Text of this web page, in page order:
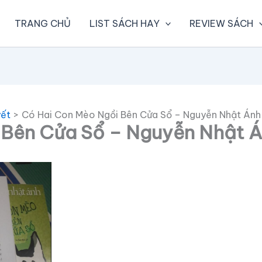
TRANG CHỦ LIST SÁCH HAY REVIEW SÁCH
Có Hai Con Mèo Ngồi Bên Cửa Sổ – Nguyễn Nhật Ánh
Cửa Sổ – Nguyễn Nhật